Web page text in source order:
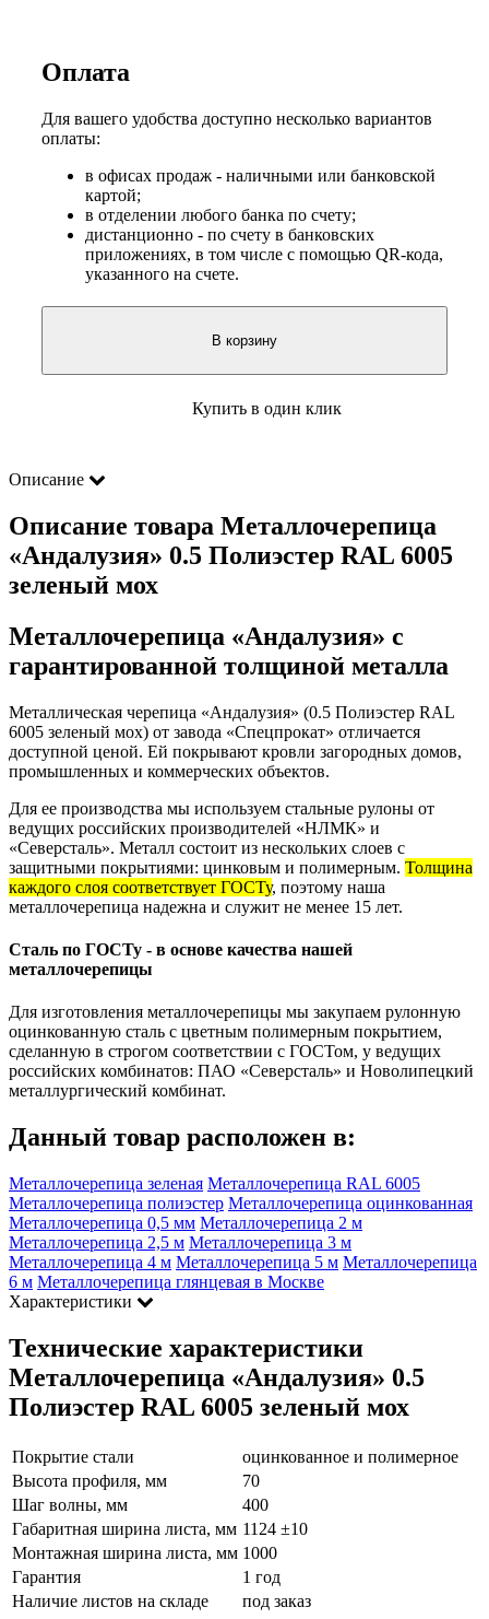
Оплата
Для вашего удобства доступно несколько вариантов
оплаты:
в офисах продаж - наличными или банковской
картой;
в отделении любого банка по счету;
дистанционно - по счету в банковских
приложениях, в том числе с помощью QR-кода,
указанного на счете.
В корзину
Купить в один клик
Описание
Описание товара Металлочерепица
«Андалузия» 0.5 Полиэстер RAL 6005
зеленый мох
Металлочерепица «Андалузия» с
гарантированной толщиной металла
Металлическая черепица «Андалузия» (0.5 Полиэстер RAL
6005 зеленый мох) от завода «Спецпрокат» отличается
доступной ценой. Ей покрывают кровли загородных домов,
промышленных и коммерческих объектов.
Для ее производства мы используем стальные рулоны от
ведущих российских производителей «НЛМК» и
«Северсталь». Металл состоит из нескольких слоев с
защитными покрытиями: цинковым и полимерным. Толщина
каждого слоя соответствует ГОСТу, поэтому наша
металлочерепица надежна и служит не менее 15 лет.
Сталь по ГОСТу - в основе качества нашей
металлочерепицы
Для изготовления металлочерепицы мы закупаем рулонную
оцинкованную сталь с цветным полимерным покрытием,
сделанную в строгом соответствии с ГОСТом, у ведущих
российских комбинатов: ПАО «Северсталь» и Новолипецкий
металлургический комбинат.
Данный товар расположен в:
Металлочерепица зеленая Металлочерепица RAL 6005
Металлочерепица полиэстер Металлочерепица оцинкованная
Металлочерепица 0,5 мм Металлочерепица 2 м
Металлочерепица 2,5 м Металлочерепица 3 м
Металлочерепица 4 м Металлочерепица 5 м Металлочерепица
6 м Металлочерепица глянцевая в Москве
Характеристики
Технические характеристики
Металлочерепица «Андалузия» 0.5
Полиэстер RAL 6005 зеленый мох
Покрытие стали
оцинкованное и полимерное
Высота профиля, мм
70
Шаг волны, мм
400
Габаритная ширина листа, мм 1124 ±10
Монтажная ширина листа, мм 1000
Гарантия
1 год
Наличие листов на складе
под заказ